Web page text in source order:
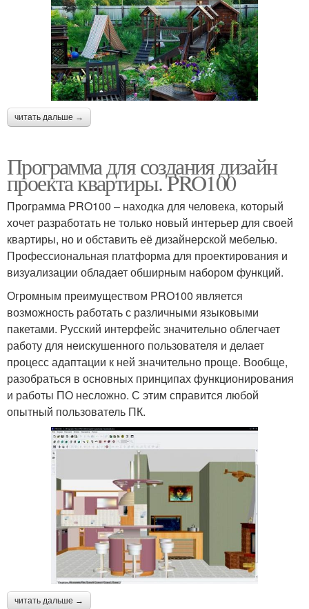
читать дальше →
Программа для создания дизайн
проекта квартиры. PRO100
Программа PRO100 – находка для человека, который
хочет разработать не только новый интерьер для своей
квартиры, но и обставить её дизайнерской мебелью.
Профессиональная платформа для проектирования и
визуализации обладает обширным набором функций.
Огромным преимуществом PRO100 является
возможность работать с различными языковыми
пакетами. Русский интерфейс значительно облегчает
работу для неискушенного пользователя и делает
процесс адаптации к ней значительно проще. Вообще,
разобраться в основных принципах функционирования
и работы ПО несложно. С этим справится любой
опытный пользователь ПК.
читать дальше →